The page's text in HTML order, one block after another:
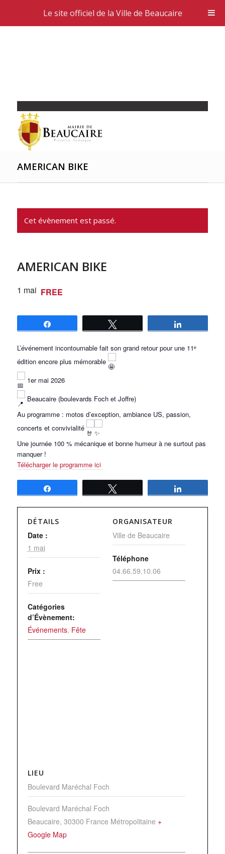
AMERICAN BIKE
Cet évènement est passé.
AMERICAN BIKE
1 mai FREE
L’événement incontournable fait son grand retour pour une 11ᵉ
édition encore plus mémorable
1er mai 2026
Beaucaire (boulevards Foch et Joffre)
Au programme : motos d’exception, ambiance US, passion,
concerts et convivialité
Une journée 100 % mécanique et bonne humeur à ne surtout pas
manquer !
Télécharger le programme ici
DÉTAILS
Date :
1 mai
Prix :
Free
Catégories
d’Évènement:
Événements, Fête
ORGANISATEUR
Ville de Beaucaire
Téléphone
04.66.59.10.06
LIEU
Boulevard Maréchal Foch
Boulevard Maréchal Foch
Beaucaire, 30300 France Métropolitaine +
Google Map
Le site officiel de la Ville de Beaucaire